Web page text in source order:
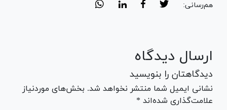
هم‌رسانی:
ارسال دیدگاه
دیدگاهتان را بنویسید
نشانی ایمیل شما منتشر نخواهد شد. بخش‌های موردنیاز
علامت‌گذاری شده‌اند *